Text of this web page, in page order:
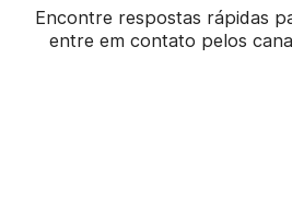
Encontre respostas rápidas
entre em contato pelos